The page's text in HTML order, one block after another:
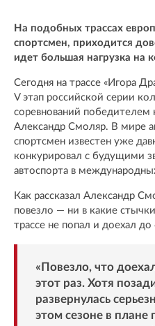
На подобных трассах
спортсмен, приходится
идет большая нагрузка на
Сегодня на трассе «Игора
V этап российской серии
соревнований победителем
Александр Смоляр. В мире
спортсмен известен уже
конкурировал с будущими
автоспорта в
Как рассказал Александр
повезло — ни в какие
трассе не попал и доехал
«Повезло, что
этот раз. Хотя
развернулась
этом сезоне в плане